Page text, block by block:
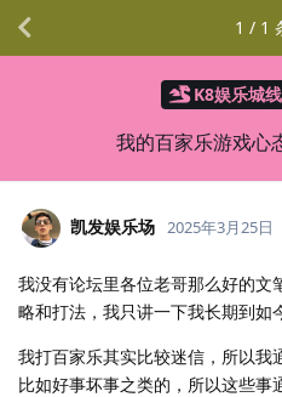
K8娱乐城
我的百家乐游戏心
1 / 1
凯发娱乐场 2025年3月25日
我没有论坛里各位老哥那么好的文
略和打法，我只讲一下我长期到如
我打百家乐其实比较迷信，所以我
比如好事坏事之类的，所以这些事